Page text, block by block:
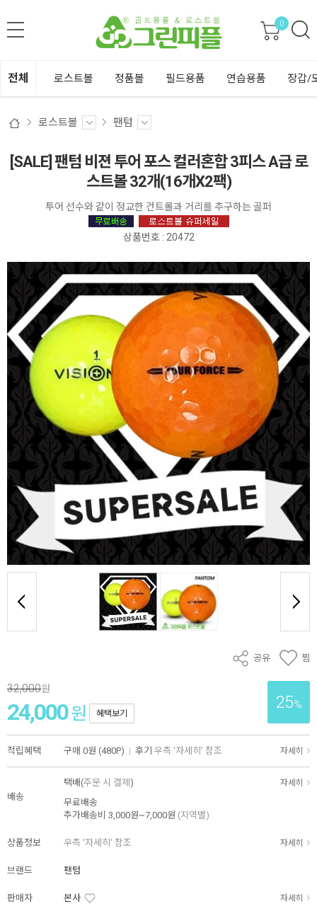
0
전체 로스트볼 정품볼 필드용품 연습용품 장갑/
로스트볼 팬텀
[SALE] 팬텀 비젼 투어 포스 컬러혼합 3피스 A급 로
스트볼 32개(16개X2팩)
투어 선수와 같이 정교한 컨트롤과 거리를 추구하는 골퍼
상품번호 : 20472
공유 찜
25%
32,000원
24,000원 혜택보기
적립혜택 구매 0원 (480P) | 후기 우측 '자세히' 참조 자세히
배송
택배(주문 시 결제 ) 자세히
무료배송
추가배송비 3,000원~7,000원 (지역별)
상품정보 우측 '자세히' 참조 자세히
브랜드 팬텀
판매자 본사 자세히